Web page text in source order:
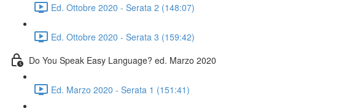
Ed. Ottobre 2020 - Serata 2 (148:07)
Ed. Ottobre 2020 - Serata 3 (159:42)
Do You Speak Easy Language? ed. Marzo 2020
Ed. Marzo 2020 - Serata 1 (151:41)